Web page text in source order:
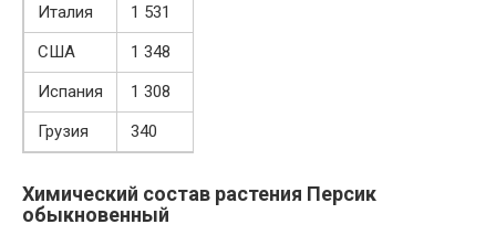
Италия
1 531
США
1 348
Испания
1 308
Грузия
340
Химический состав растения Персик
обыкновенный